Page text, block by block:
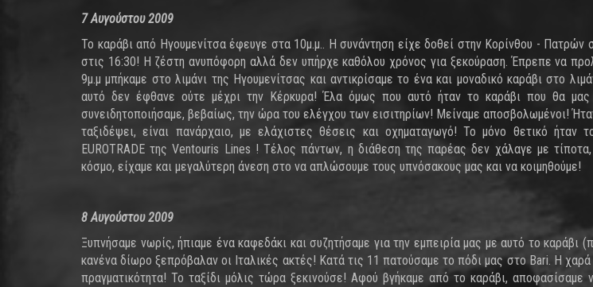
7 Αυγούστου 2009
Το καράβι από Ηγουμενίτσα έφευγε στα 10μ.μ.. Η συνάντηση είχε δοθεί στην Κορίνθου - Πατρών
στις 16:30! Η ζέστη ανυπόφορη αλλά δεν υπήρχε καθόλου χρόνος για ξεκούραση. Έπρεπε να
9μ.μ μπήκαμε στο λιμάνι της Ηγουμενίτσας και αντικρίσαμε το ένα και μοναδικό καράβι στο
αυτό δεν έφθανε ούτε μέχρι την Κέρκυρα! Έλα όμως που αυτό ήταν το καράβι που θα μας
συνειδητοποιήσαμε, βεβαίως, την ώρα του ελέγχου των εισιτηρίων! Μείναμε αποσβολωμένοι!
ταξιδέψει, είναι πανάρχαιο, με ελάχιστες θέσεις και οχηματαγωγό! Το μόνο θετικό ήταν
EUROTRADE της Ventouris Lines ! Τέλος πάντων, η διάθεση της παρέας δεν χάλαγε με
κόσμο, είχαμε και μεγαλύτερη άνεση στο να απλώσουμε τους υπνόσακους μας και να κοιμηθούμε!
8 Αυγούστου 2009
Ξυπνήσαμε νωρίς, ήπιαμε ένα καφεδάκι και συζητήσαμε για την εμπειρία μας με αυτό το καράβι
κανένα δίωρο ξεπρόβαλαν οι Ιταλικές ακτές! Κατά τις 11 πατούσαμε το πόδι μας στο Bari. Η χαρά
πραγματικότητα! Το ταξίδι μόλις τώρα ξεκινούσε! Αφού βγήκαμε από το καράβι, αποφασίσαμε